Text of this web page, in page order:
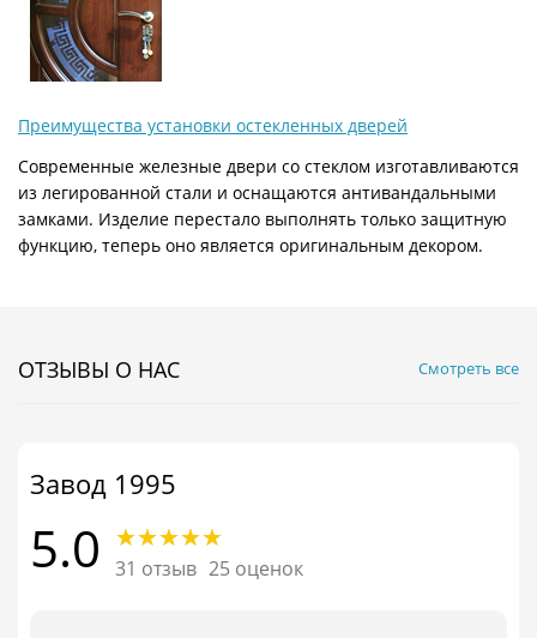
Преимущества установки остекленных дверей
Современные железные двери со стеклом изготавливаются
из легированной стали и оснащаются антивандальными
замками. Изделие перестало выполнять только защитную
функцию, теперь оно является оригинальным декором.
ОТЗЫВЫ О НАС Смотреть все
Завод 1995
5.0 31 отзыв 25 оценок